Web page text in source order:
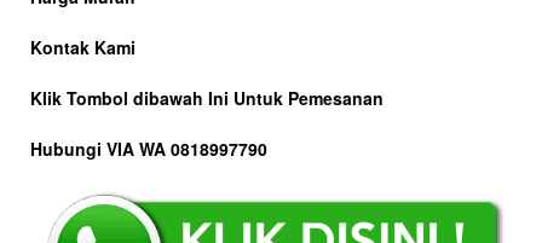
Kontak Kami
Klik Tombol dibawah Ini Untuk Pemesanan
Hubungi VIA WA 0818997790